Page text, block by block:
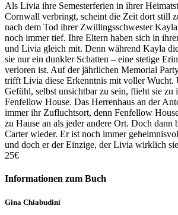
Als Livia ihre Semesterferien in ihrer
Cornwall verbringt, scheint die Zeit dort still
nach dem Tod ihrer Zwillingsschwester
noch immer tief. Ihre Eltern haben sich in
und Livia gleich mit. Denn während Kayla
sie nur ein dunkler Schatten – eine stetige
verloren ist. Auf der jährlichen Memorial
trifft Livia diese Erkenntnis mit voller Wucht.
Gefühl, selbst unsichtbar zu sein, flieht sie zu
Fenfellow House. Das Herrenhaus an der
immer ihr Zufluchtsort, denn Fenfellow
zu Hause an als jeder andere Ort. Doch dann
Carter wieder. Er ist noch immer
und doch er der Einzige, der Livia wirklich
25€
Informationen zum Buch
Gina Chiabudini